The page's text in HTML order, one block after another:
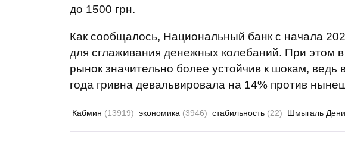
до 1500 грн.
Как сообщалось, Национальный банк с начала
для сглаживания денежных колебаний. При этом
рынок значительно более устойчив к шокам, ведь
года гривна девальвировала на 14% против
Кабмин (13919) экономика (3946) стабильность (22) Шмыгаль